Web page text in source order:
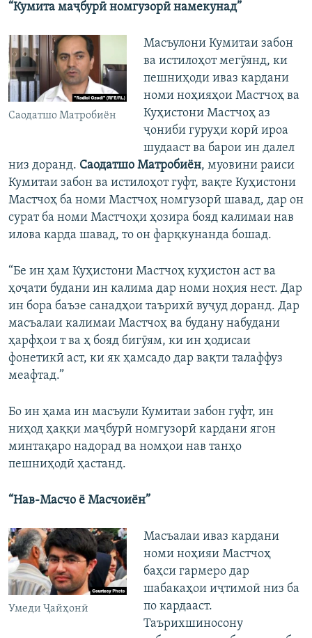
“Кумита маҷбурӣ номгузорӣ намекунад”
Саодатшо Матробиён
Масъулони Кумитаи забон
ва истилоҳот мегӯянд, ки
пешниҳоди иваз кардани
номи ноҳияҳои Мастчоҳ ва
Куҳистони Мастчоҳ аз
ҷониби гуруҳи корӣ ироа
шудааст ва барои ин далел
низ доранд. Саодатшо Матробиён, муовини раиси
Кумитаи забон ва истилоҳот гуфт, вақте Куҳистони
Мастчоҳ ба номи Мастчоҳ номгузорӣ шавад, дар он
сурат ба номи Мастчоҳи ҳозира бояд калимаи нав
илова карда шавад, то он фарқкунанда бошад.
“Бе ин ҳам Куҳистони Мастчоҳ куҳистон аст ва
ҳоҷати будани ин калима дар номи ноҳия нест. Дар
ин бора баъзе санадҳои таърихӣ вуҷуд доранд. Дар
масъалаи калимаи Мастчоҳ ва будану набудани
ҳарфҳои т ва ҳ бояд бигӯям, ки ин ҳодисаи
фонетикӣ аст, ки як ҳамсадо дар вақти талаффуз
меафтад.”
Бо ин ҳама ин масъули Кумитаи забон гуфт, ин
ниҳод ҳаққи маҷбурӣ номгузорӣ кардани ягон
минтақаро надорад ва номҳои нав танҳо
пешниҳодӣ ҳастанд.
“Нав-Масчо ё Масчоиён”
Умеди Ҷайҳонӣ
Масъалаи иваз кардани
номи ноҳияи Мастчоҳ
баҳси гармеро дар
шабакаҳои иҷтимоӣ низ ба
по кардааст.
Таърихшиносону